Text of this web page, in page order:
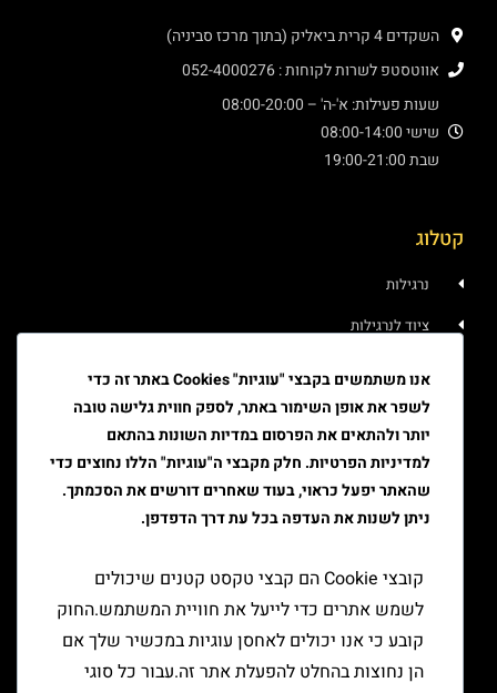
השקדים 4 קרית ביאליק (בתוך מרכז סביניה)
אווטסטפ לשרות לקוחות : 052-4000276
שעות פעילות: א'-ה' – 08:00-20:00
שישי 08:00-14:00
שבת 19:00-21:00
קטלוג
נרגילות
ציוד לנרגילות
טבק
ציוד למעשן
יצירת קשר
אנו משתמשים בקבצי "עוגיות" Cookies באתר זה כדי
לשפר את אופן השימור באתר, לספק חווית גלישה טובה
יותר ולהתאים את הפרסום במדיות השונות בהתאם
למדיניות הפרטיות. חלק מקבצי ה"עוגיות" הללו נחוצים כדי
שהאתר יפעל כראוי, בעוד שאחרים דורשים את הסכמתך.
ניתן לשנות את העדפה בכל עת דרך הדפדפן.
קובצי Cookie הם קבצי טקסט קטנים שיכולים
לשמש אתרים כדי לייעל את חוויית המשתמש.החוק
קובע כי אנו יכולים לאחסן עוגיות במכשיר שלך אם
הן נחוצות בהחלט להפעלת אתר זה.עבור כל סוגי